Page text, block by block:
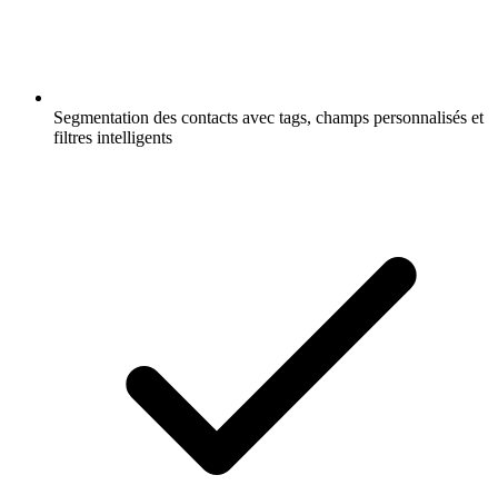
Segmentation des contacts avec tags, champs personnalisés et
filtres intelligents